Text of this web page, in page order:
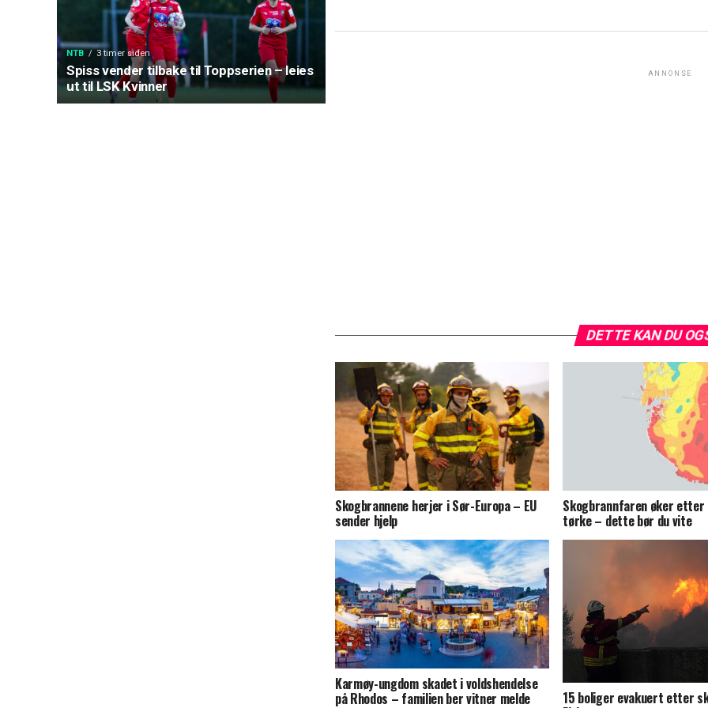
NTB 3 timer siden
Spiss vender tilbake til Toppserien – leies
ut til LSK Kvinner
ANNONSE
DETTE KAN DU
Skogbrannene herjer i Sør-Europa – EU
sender hjelp
Skogbrannfaren øker etter
tørke – dette bør du vite
Karmøy-ungdom skadet i voldshendelse
på Rhodos – familien ber vitner melde 15 boliger evakuert etter